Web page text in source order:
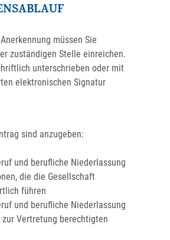
müssen Sie
zuständigen Stelle einreichen.
unterschrieben oder mit
elektronischen Signatur
sind anzugeben:
und berufliche Niederlassung
die die Gesellschaft
führen
und berufliche Niederlassung
Vertretung berechtigten